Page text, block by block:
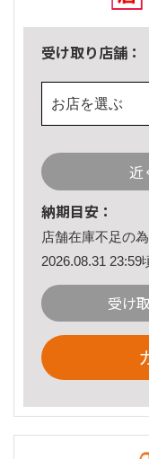
受け取り店舗：
お店を選ぶ
近
納期目安：
店舗在庫不足の
2026.08.31 23:59
受け